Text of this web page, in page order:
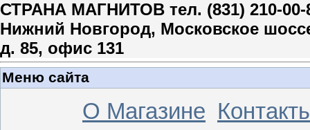
СТРАНА МАГНИТОВ тел. (831) 210-00-
Нижний Новгород, Московское
д. 85, офис 131
Меню сайта
О Магазине